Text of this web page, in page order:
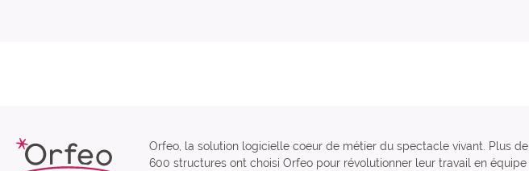
Orfeo, la solution logicielle coeur de métier du spectacle vivant. Plus de
600 structures ont choisi Orfeo pour révolutionner leur travail en équipe